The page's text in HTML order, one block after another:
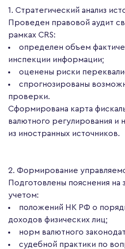
1. Стратегический анализ
Проведен правовой аудит
рамках CRS:
определен объем
инспекции информации;
оценены риски
спрогнозированы
проверки.
Сформирована карта
валютного регулирования
из иностранных источников.
2. Формирование
Подготовлены пояснения на
учетом:
положений НК РФ о
доходов физических лиц;
норм валютного
судебной практики по